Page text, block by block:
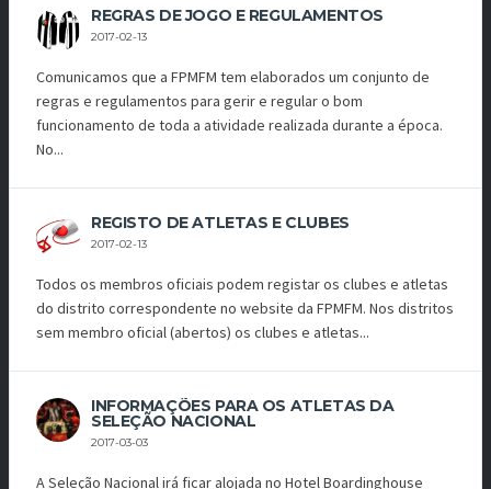
REGRAS DE JOGO E REGULAMENTOS
2017-02-13
Comunicamos que a FPMFM tem elaborados um conjunto de
regras e regulamentos para gerir e regular o bom
funcionamento de toda a atividade realizada durante a época.
No...
REGISTO DE ATLETAS E CLUBES
2017-02-13
Todos os membros oficiais podem registar os clubes e atletas
do distrito correspondente no website da FPMFM. Nos distritos
sem membro oficial (abertos) os clubes e atletas...
INFORMAÇÕES PARA OS ATLETAS DA
SELEÇÃO NACIONAL
2017-03-03
A Seleção Nacional irá ficar alojada no Hotel Boardinghouse